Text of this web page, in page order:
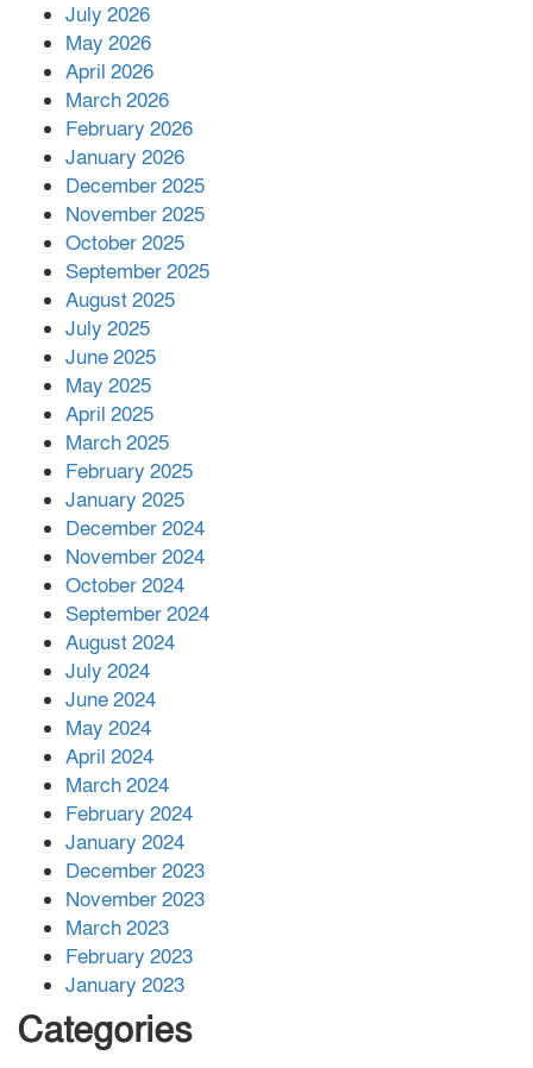
পর ফোন তারেক রহমানের,গ্যাস সঙ্কট
সহায়তা দিলেন সাচিং প্রু জেরী
July 2026
May 2026
April 2026
March 2026
February 2026
January 2026
December 2025
November 2025
October 2025
September 2025
August 2025
July 2025
June 2025
May 2025
April 2025
March 2025
February 2025
January 2025
December 2024
November 2024
October 2024
September 2024
August 2024
July 2024
June 2024
May 2024
April 2024
March 2024
February 2024
January 2024
December 2023
November 2023
March 2023
February 2023
January 2023
Categories